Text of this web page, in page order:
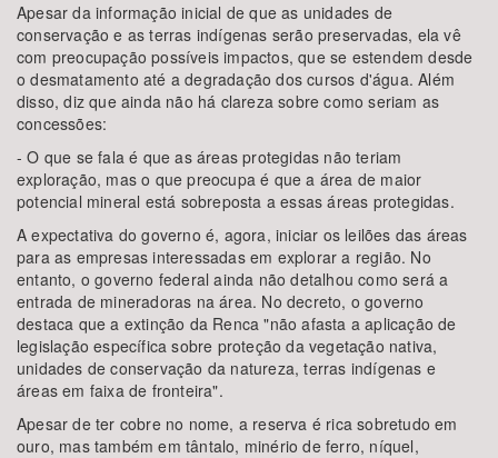
Apesar da informação inicial de que as unidades de
conservação e as terras indígenas serão preservadas, ela vê
com preocupação possíveis impactos, que se estendem desde
o desmatamento até a degradação dos cursos d'água. Além
disso, diz que ainda não há clareza sobre como seriam as
concessões:
- O que se fala é que as áreas protegidas não teriam
exploração, mas o que preocupa é que a área de maior
potencial mineral está sobreposta a essas áreas protegidas.
A expectativa do governo é, agora, iniciar os leilões das áreas
para as empresas interessadas em explorar a região. No
entanto, o governo federal ainda não detalhou como será a
entrada de mineradoras na área. No decreto, o governo
destaca que a extinção da Renca "não afasta a aplicação de
legislação específica sobre proteção da vegetação nativa,
unidades de conservação da natureza, terras indígenas e
áreas em faixa de fronteira".
Apesar de ter cobre no nome, a reserva é rica sobretudo em
ouro, mas também em tântalo, minério de ferro, níquel,